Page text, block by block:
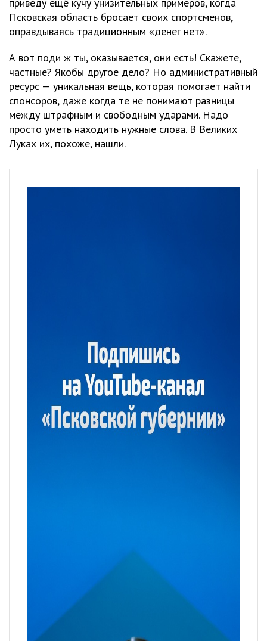
Псковская область бросает своих спортсменов,
оправдываясь традиционным «денег нет».
А вот поди ж ты, оказывается, они есть! Скажете,
частные? Якобы другое дело? Но административный
ресурс — уникальная вещь, которая помогает найти
спонсоров, даже когда те не понимают разницы
между штрафным и свободным ударами. Надо
просто уметь находить нужные слова. В Великих
Луках их, похоже, нашли.